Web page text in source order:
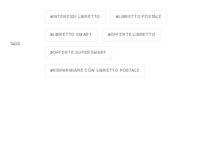
TAGS
INTERESSI LIBRETTO LIBRETTO POSTALE
LIBRETTO SMART OFFERTE LIBRETTO
OFFERTE SUPERSMART
RISPARMIARE CON LIBRETTO POSTALE